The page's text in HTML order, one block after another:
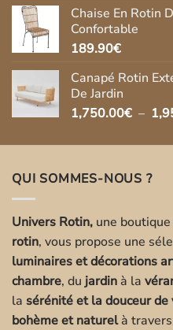
Chaise En Rotin
Confortable
189.90€
Canapé Rotin
De Jardin
1,750.00€ –
QUI SOMMES-NOUS ?
Univers Rotin, une
rotin, vous propose une
luminaires et décorations
chambre, du jardin à la
la sérénité et la douceur de
bohème et naturelà travers